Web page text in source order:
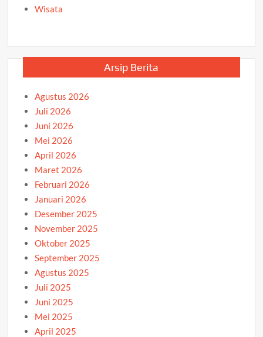
Wisata
Arsip Berita
Agustus 2026
Juli 2026
Juni 2026
Mei 2026
April 2026
Maret 2026
Februari 2026
Januari 2026
Desember 2025
November 2025
Oktober 2025
September 2025
Agustus 2025
Juli 2025
Juni 2025
Mei 2025
April 2025